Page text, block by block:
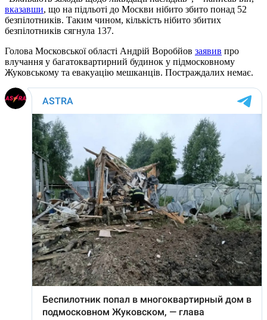
вказавши, що на підльоті до Москви нібито збито понад 52
безпілотників. Таким чином, кількість нібито збитих
безпілотників сягнула 137.
Голова Московської області Андрій Воробйов заявив про
влучання у багатоквартирний будинок у підмосковному
Жуковському та евакуацію мешканців. Постраждалих немає.